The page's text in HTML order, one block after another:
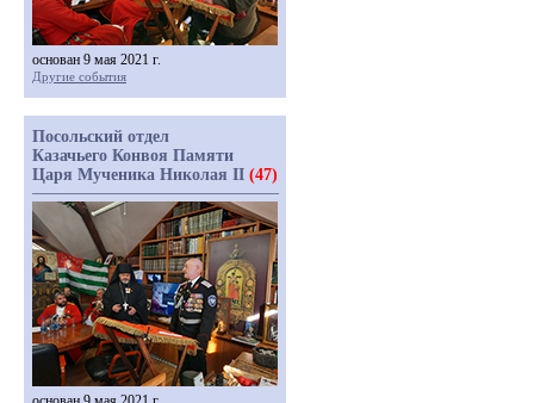
основан 9 мая 2021 г.
Другие события
Посольский отдел
Казачьего Конвоя Памяти
Царя Мученика Николая II (47)